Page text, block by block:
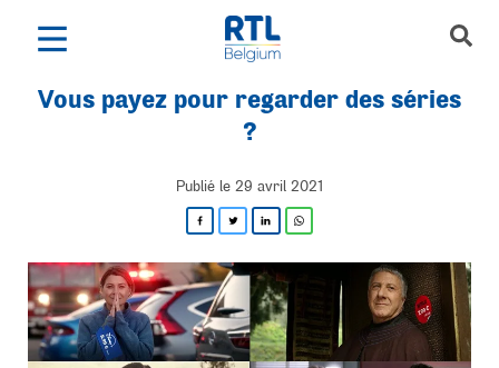
Vous payez pour regarder des séries
?
Publié le 29 avril 2021